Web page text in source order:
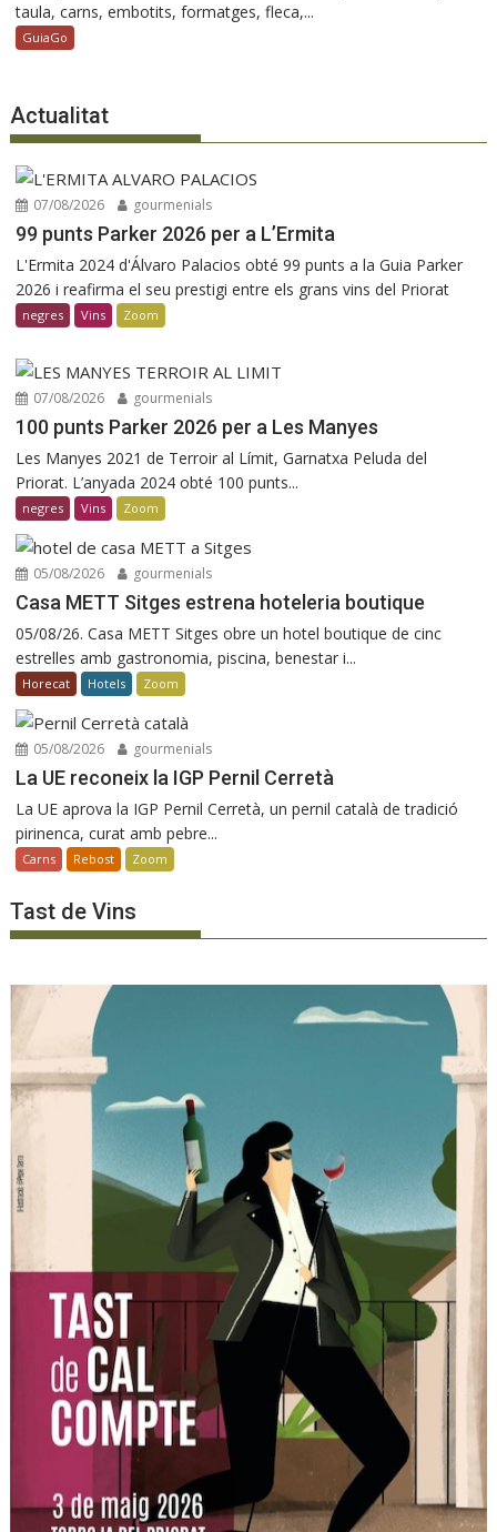
taula, carns, embotits, formatges, fleca,...
GuiaGo
Actualitat
07/08/2026 gourmenials
99 punts Parker 2026 per a L’Ermita
L'Ermita 2024 d'Álvaro Palacios obté 99 punts a la Guia Parker
2026 i reafirma el seu prestigi entre els grans vins del Priorat
negres Vins Zoom
07/08/2026 gourmenials
100 punts Parker 2026 per a Les Manyes
Les Manyes 2021 de Terroir al Límit, Garnatxa Peluda del
Priorat. L’anyada 2024 obté 100 punts...
negres Vins Zoom
05/08/2026 gourmenials
Casa METT Sitges estrena hoteleria boutique
05/08/26. Casa METT Sitges obre un hotel boutique de cinc
estrelles amb gastronomia, piscina, benestar i...
Horecat Hotels Zoom
05/08/2026 gourmenials
La UE reconeix la IGP Pernil Cerretà
La UE aprova la IGP Pernil Cerretà, un pernil català de tradició
pirinenca, curat amb pebre...
Carns Rebost Zoom
Tast de Vins